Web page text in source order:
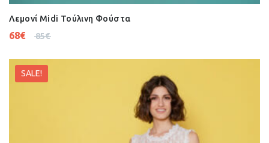
Λεμονί Midi Τούλινη Φούστα
85€
68€
SALE!